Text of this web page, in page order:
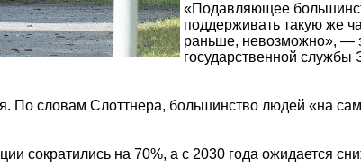
«Подавляющее
поддерживать такую ​​же
раньше, невозможно», —
государственной службы
По словам Слоттнера, большинство людей «на
сократились на 70%, а с 2030 года ожидается